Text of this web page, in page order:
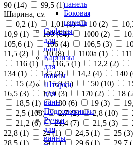
панель
Боковая
панель
Сифоны
для
ванн
Карнизы
для
ванны
Шторки
для
ванн
Подголовники
Ручки
для
ванны
90 (14) 99,5 (1)
Ширина, см
0,2 (1) 1,01 (1) 10 (2)
10,9 (1) 100 (64) 1000 (2)
105,6 (1) 106 (4) 106,5 (3)
11,5 (2) 110 (8) 1100а (1)
116 (1) 116,5 (1) 12,2 (2)
134 (1) 135 (2) 14,2 (4) 140 (
15 (2) 15,9 (1) 150 (10)
16,5 (3) 17,9 (3) 170 (2) 18 (2
18,5 (1) 180 (6) 19 (3)
2,5 (108) 2,7 (2) 2,8 (10)
21,2 (6) 21,4 (7) 21,5 (3)
22,8 (1) 24 (1) 24,5 (1) 25 (3)
28.5 (1) 29 (1) 29,6 (1) 29,7 (